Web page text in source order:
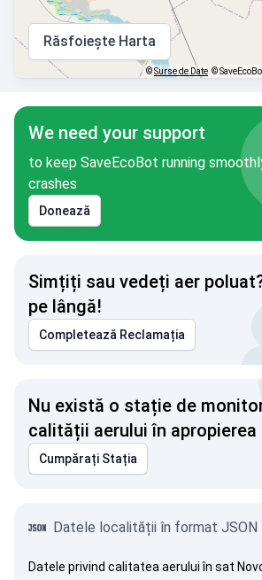
Răsfoiește Harta
©Surse de Date ©
We need your support
to keep SaveEcoBot running
crashes
Donează
Simțiți sau vedeți aer
pe lângă!
Completează Reclamația
Nu există o stație de
calității aerului în apropierea
Cumpărați Stația
Datele localității în format JSON
Datele privind calitatea aerului în sat